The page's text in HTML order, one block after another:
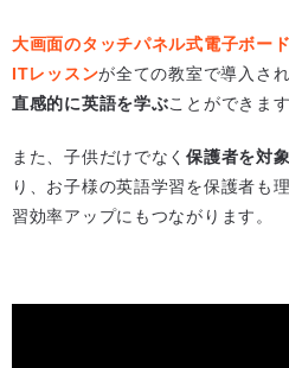
大画面のタッチパネル式電子ボー
ITレッスンが全ての教室で導入さ
直感的に英語を学ぶことができます
また、子供だけでなく保護者を対
り、お子様の英語学習を保護者も
習効率アップにもつながります。